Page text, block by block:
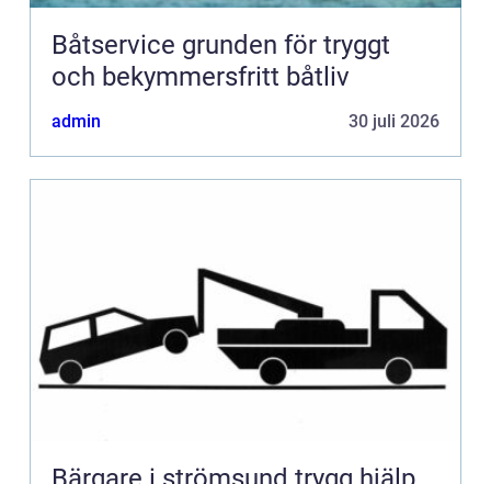
Båtservice grunden för tryggt
och bekymmersfritt båtliv
admin 30 juli 2026